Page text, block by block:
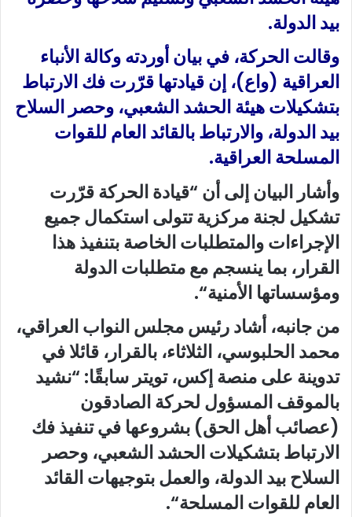
بيد الدولة.
وقالت الحركة، في بيان أوردته وكالة الأنباء
العراقية (واع)، إن قيادتها قرّرت فك الارتباط
بتشكيلات هيئة الحشد الشعبي، وحصر السلاح
بيد الدولة، والارتباط بالقائد العام للقوات
المسلحة العراقية.
وأشار البيان إلى أن “قيادة الحركة قرّرت
تشكيل لجنة مركزية تتولى استكمال جميع
الإجراءات والمتطلبات الخاصة بتنفيذ هذا
القرار، بما ينسجم مع متطلبات الدولة
ومؤسساتها الأمنية“.
من جانبه، أشاد رئيس مجلس النواب العراقي،
محمد الحلبوسي، الثلاثاء، بالقرار، قائلا في
تدوينة على منصة إكس، تويتر سابقًا: “نشيد
بالموقف المسؤول لحركة الصادقون
(عصائب أهل الحق) بشروعها في تنفيذ فك
الارتباط بتشكيلات الحشد الشعبي، وحصر
السلاح بيد الدولة، والعمل بتوجيهات القائد
العام للقوات المسلحة“.